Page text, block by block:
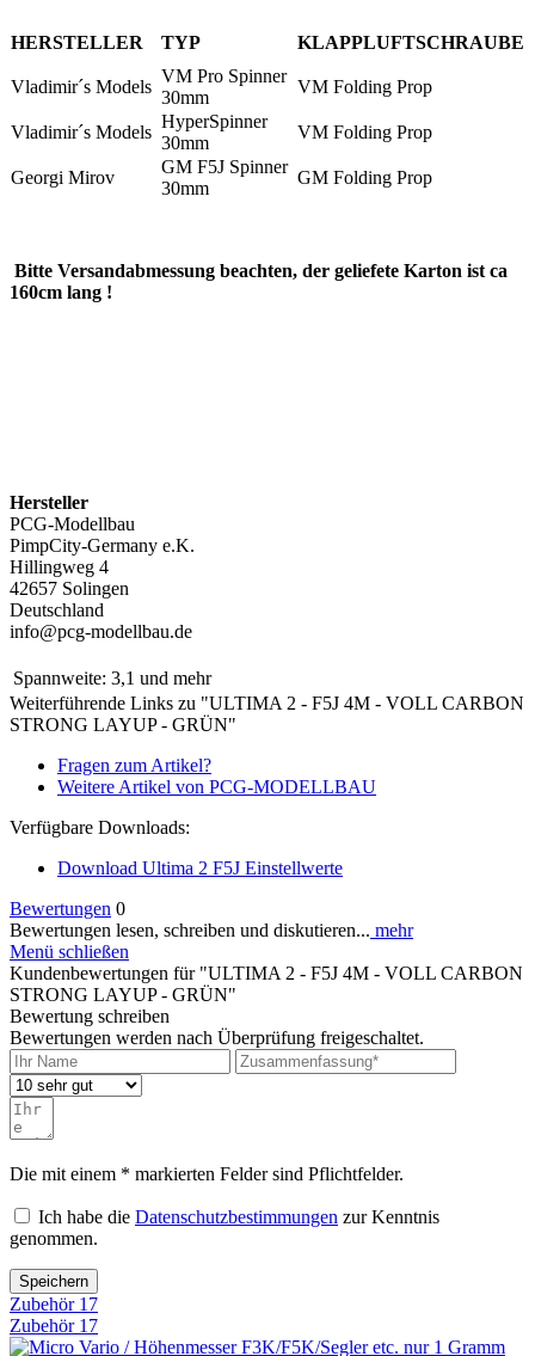
HERSTELLER TYP KLAPPLUFTSCHRAUBE
Vladimir´s Models
VM Pro Spinner
30mm
VM Folding Prop
Vladimir´s Models
HyperSpinner
30mm
VM Folding Prop
Georgi Mirov
GM F5J Spinner
30mm
GM Folding Prop
Bitte Versandabmessung beachten, der geliefete Karton ist ca
160cm lang !
Hersteller
PCG-Modellbau
PimpCity-Germany e.K.
Hillingweg 4
42657 Solingen
Deutschland
info@pcg-modellbau.de
Spannweite: 3,1 und mehr
Weiterführende Links zu "ULTIMA 2 - F5J 4M - VOLL CARBON
STRONG LAYUP - GRÜN"
Fragen zum Artikel?
Weitere Artikel von PCG-MODELLBAU
Verfügbare Downloads:
Download Ultima 2 F5J Einstellwerte
Bewertungen 0
Bewertungen lesen, schreiben und diskutieren... mehr
Menü schließen
Kundenbewertungen für "ULTIMA 2 - F5J 4M - VOLL CARBON
STRONG LAYUP - GRÜN"
Bewertung schreiben
Bewertungen werden nach Überprüfung freigeschaltet.
Die mit einem * markierten Felder sind Pflichtfelder.
Ich habe die Datenschutzbestimmungen zur Kenntnis
genommen.
Speichern
Zubehör 17
Zubehör 17